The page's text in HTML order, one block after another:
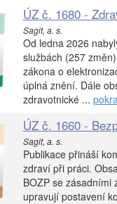
ÚZ č. 1680 -
Sagit, a. s.
Od ledna 2026
službách (257
zákona o
úplná znění. Dále
zdravotnické ...
ÚZ č. 1660 -
Sagit, a. s.
Publikace přináší
zdraví při práci.
BOZP se zásadními
upravují postavení